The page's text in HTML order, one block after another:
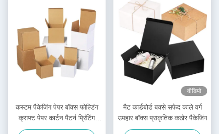
कस्टम पैकेजिंग पेपर बॉक्स फोल्डिंग
क्राफ्ट पेपर कार्टन पैटर्न प्रिंटिंग
नालीदार पेपर बॉक्स
वीडियो
मैट कार्डबोर्ड बक्से सफेद काले वर्ग
उपहार बॉक्स प्राकृतिक कठोर पैकेजिंग